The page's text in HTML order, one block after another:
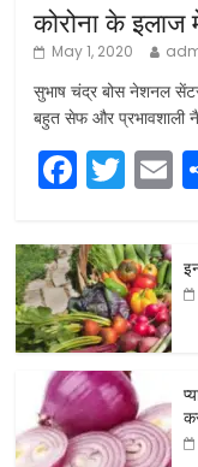
कोरोना के इलाज
May 1, 2020
सुभाष चंद्र बोस नेशनल
बहुत सेफ और प्रभावशाली
F
a
c
e
b
o
o
k
T
w
itt
er
E